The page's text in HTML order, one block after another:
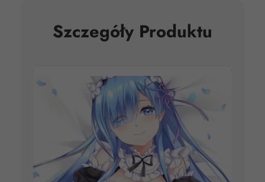
Szczegóły Produktu